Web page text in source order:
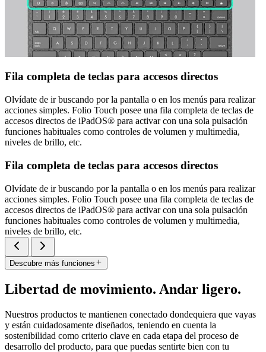
Fila completa de teclas para accesos directos
Olvídate de ir buscando por la pantalla o en los menús para realizar
acciones simples. Folio Touch posee una fila completa de teclas de
accesos directos de iPadOS® para activar con una sola pulsación
funciones habituales como controles de volumen y multimedia,
niveles de brillo, etc.
Fila completa de teclas para accesos directos
Olvídate de ir buscando por la pantalla o en los menús para realizar
acciones simples. Folio Touch posee una fila completa de teclas de
accesos directos de iPadOS® para activar con una sola pulsación
funciones habituales como controles de volumen y multimedia,
niveles de brillo, etc.
Descubre más funciones
Libertad de movimiento. Andar ligero.
Nuestros productos te mantienen conectado dondequiera que vayas
y están cuidadosamente diseñados, teniendo en cuenta la
sostenibilidad como criterio clave en cada etapa del proceso de
desarrollo del producto, para que puedas sentirte bien con tu